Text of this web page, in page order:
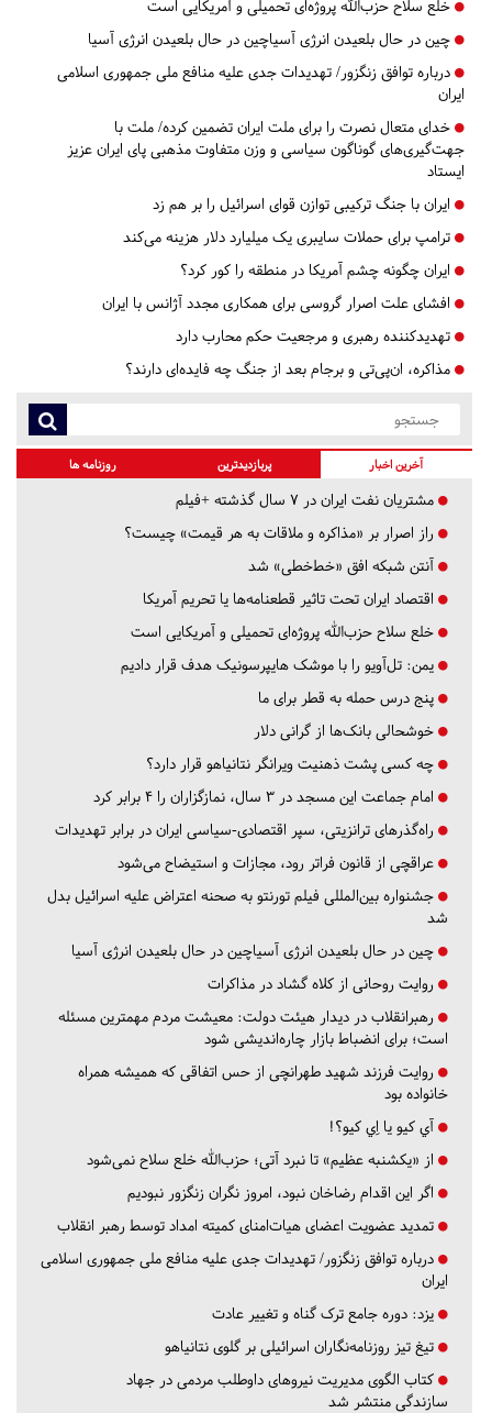
خلع سلاح حزب‌الله پروژه‌ای تحمیلی و آمریکایی است
چین در حال بلعیدن انرژی آسیاچین در حال بلعیدن انرژی آسیا
درباره توافق زنگزور/ تهدیدات جدی علیه منافع ملی جمهوری اسلامی
ایران
خدای متعال نصرت را برای ملت ایران تضمین کرده/ ملت با
جهت‌گیری‌های گوناگون سیاسی و وزن متفاوت مذهبی پای ایران عزیز
ایستاد
ایران با جنگ ترکیبی توازن قوای اسرائیل را بر هم زد
ترامپ برای حملات سایبری یک میلیارد دلار هزینه می‌کند
ایران چگونه چشم آمریکا در منطقه را کور کرد؟
افشای علت اصرار گروسی برای همکاری مجدد آژانس با ایران
تهدیدکننده رهبری و مرجعیت حکم محارب دارد
مذاکره، ان‌پی‌تی و برجام بعد از جنگ چه فایده‌ای دارند؟
آخرین اخبار پربازدیدترین روزنامه ها
مشتریان نفت ایران در ۷ سال گذشته +فیلم
راز اصرار بر «مذاکره و ملاقات به هر قیمت» چیست؟
آنتن شبکه افق «خط‌خطی» شد
اقتصاد ایران تحت تاثیر قطعنامه‌ها یا تحریم‌ آمریکا
خلع سلاح حزب‌الله پروژه‌ای تحمیلی و آمریکایی است
یمن: تل‌آویو را با موشک هایپرسونیک هدف قرار دادیم
پنج درس‌ حمله به قطر برای ما
خوشحالی بانک‌ها از گرانی دلار
چه کسی پشت ذهنیت ویرانگر نتانیاهو قرار دارد؟
امام جماعت این مسجد در ۳ سال، نمازگزاران را ۴ برابر کرد
راه‌گذرهای ترانزیتی، سپر اقتصادی-سیاسی ایران در برابر تهدیدات
عراقچی از قانون فراتر رود، مجازات و استیضاح می‌شود
جشنواره بین‌المللی فیلم تورنتو به صحنه اعتراض علیه اسرائیل بدل
شد
چین در حال بلعیدن انرژی آسیاچین در حال بلعیدن انرژی آسیا
روایت روحانی از کلاه گشاد در مذاکرات
رهبرانقلاب در دیدار هیئت دولت: معیشت مردم مهمترین مسئله
است؛ برای انضباط بازار چاره‌اندیشی شود
روایت فرزند شهید طهرانچی از حس اتفاقی که همیشه همراه
خانواده بود
آي كيو يا اِي كيو؟!
از «یکشنبه عظیم» تا نبرد آتی؛ حزب‌الله خلع سلاح نمی‌شود
اگر این اقدام رضاخان نبود، امروز نگران زنگزور نبودیم
تمدید عضویت اعضای هیات‌امنای کمیته امداد توسط رهبر انقلاب
درباره توافق زنگزور/ تهدیدات جدی علیه منافع ملی جمهوری اسلامی
ایران
یزد: دوره جامع ترک گناه و تغییر عادت
تیغ تیز روزنامه‌نگاران اسرائیلی بر گلوی نتانیاهو
کتاب الگوی مدیریت نیروهای داوطلب مردمی در جهاد
سازندگی منتشر شد